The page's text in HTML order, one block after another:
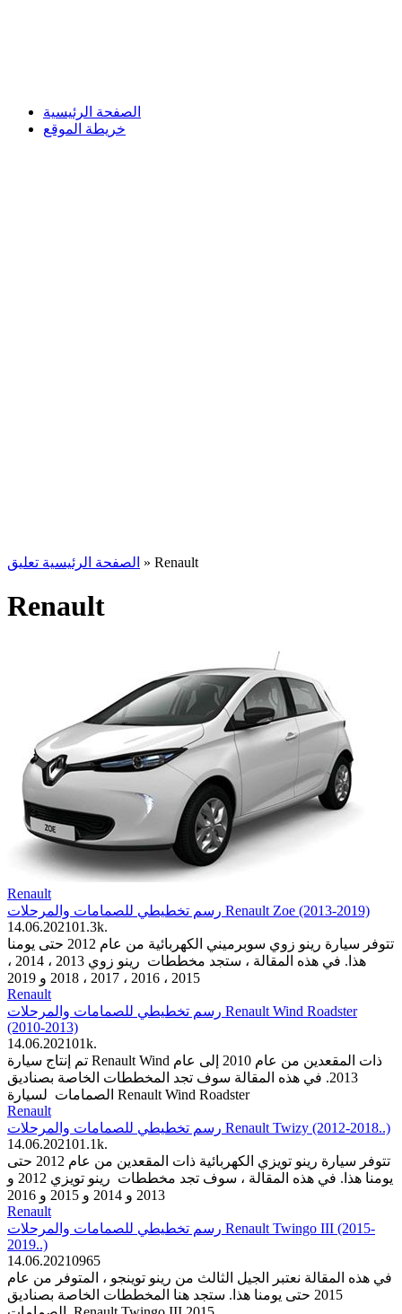
الصفحة الرئيسية
خريطة الموقع
الصفحة الرئيسية تعليق » Renault
Renault
Renault
رسم تخطيطي للصمامات والمرحلات Renault Zoe (2013-2019)
14.06.202101.3k.
تتوفر سيارة رينو زوي سوبرميني الكهربائية من عام 2012 حتى يومنا
هذا. في هذه المقالة ، ستجد مخططات رينو زوي 2013 ، 2014 ،
2015 ، 2016 ، 2017 ، 2018 و 2019
Renault
رسم تخطيطي للصمامات والمرحلات Renault Wind Roadster
(2010-2013)
14.06.202101k.
تم إنتاج سيارة Renault Wind ذات المقعدين من عام 2010 إلى عام
2013. في هذه المقالة سوف تجد المخططات الخاصة بصناديق
الصمامات لسيارة Renault Wind Roadster
Renault
رسم تخطيطي للصمامات والمرحلات Renault Twizy (2012-2018..)
14.06.202101.1k.
تتوفر سيارة رينو تويزي الكهربائية ذات المقعدين من عام 2012 حتى
يومنا هذا. في هذه المقالة ، سوف تجد مخططات رينو تويزي 2012 و
2013 و 2014 و 2015 و 2016
Renault
رسم تخطيطي للصمامات والمرحلات Renault Twingo III (2015-
2019..)
14.06.20210965
في هذه المقالة نعتبر الجيل الثالث من رينو توينجو ، المتوفر من عام
2015 حتى يومنا هذا. ستجد هنا المخططات الخاصة بصناديق